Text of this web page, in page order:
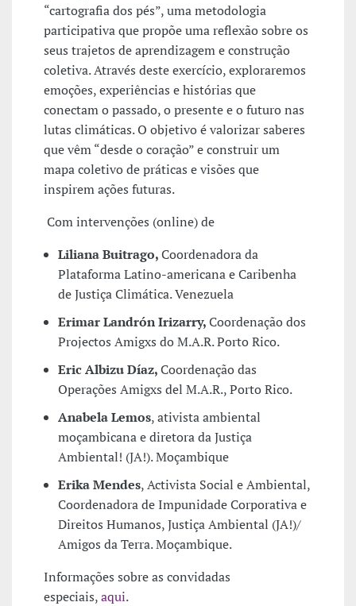
“cartografia dos pés”, uma metodologia
participativa que propõe uma reflexão sobre os
seus trajetos de aprendizagem e construção
coletiva. Através deste exercício, exploraremos
emoções, experiências e histórias que
conectam o passado, o presente e o futuro nas
lutas climáticas. O objetivo é valorizar saberes
que vêm “desde o coração” e construir um
mapa coletivo de práticas e visões que
inspirem ações futuras.
Com intervenções (online) de
Liliana Buitrago,Coordenadora da
Plataforma Latino-americana e Caribenha
de Justiça Climática. Venezuela
Erimar Landrón Irizarry,Coordenação dos
Projectos Amigxs do M.A.R. Porto Rico.
Eric Albizu Díaz,Coordenação das
Operações Amigxs del M.A.R., Porto Rico.
Anabela Lemos, ativista ambiental
moçambicana e diretora da Justiça
Ambiental! (JA!). Moçambique
Erika Mendes, Activista Social e Ambiental,
Coordenadora de Impunidade Corporativa e
Direitos Humanos, Justiça Ambiental (JA!)/
Amigos da Terra. Moçambique.
Informações sobre as convidadas
especiais,aqui.